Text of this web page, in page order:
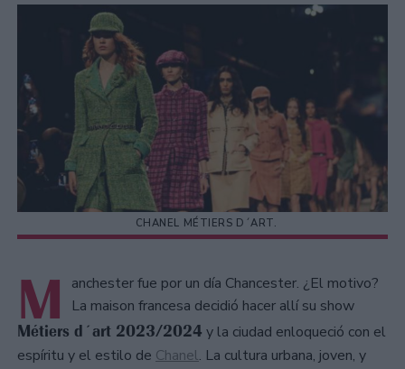
CHANEL MÉTIERS D´ART.
M
anchester fue por un día Chancester. ¿El motivo?
La maison francesa decidió hacer allí su show
Métiers d´art 2023/2024 y la ciudad enloqueció con el
espíritu y el estilo de Chanel. La cultura urbana, joven, y